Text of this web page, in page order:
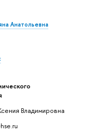
Анатольевна
Владимировна